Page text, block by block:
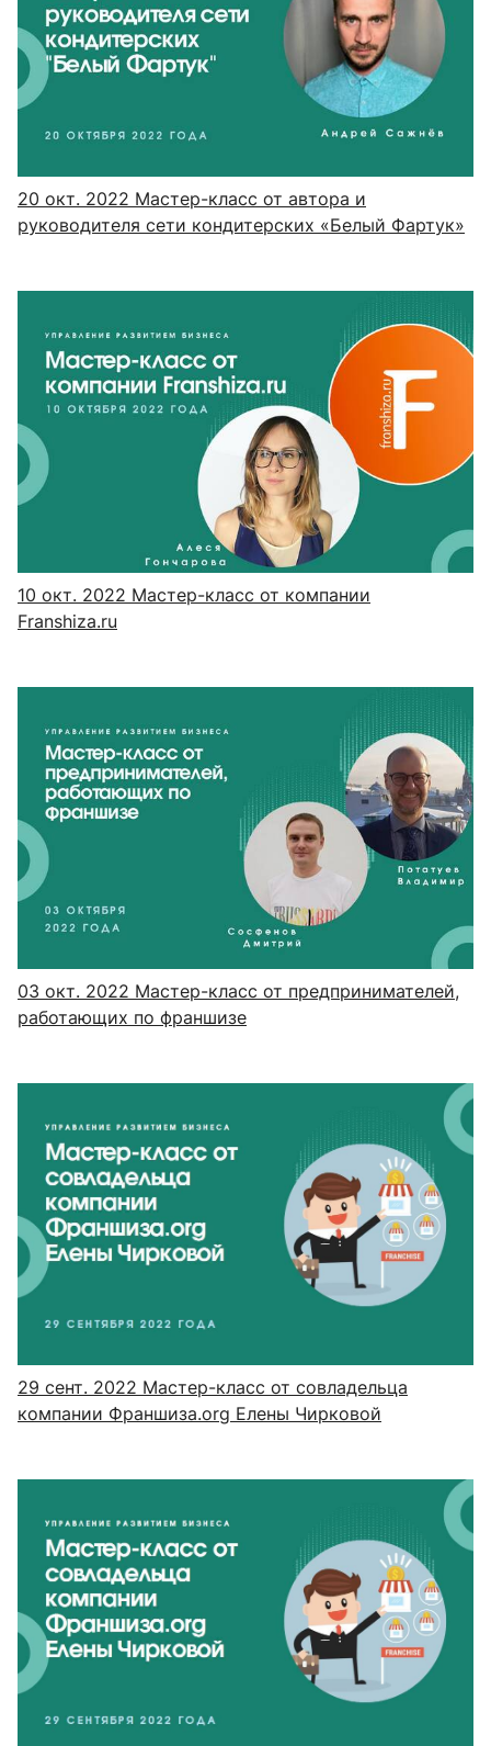
20 окт. 2022 Мастер-класс от автора и
руководителя сети кондитерских «Белый Фартук»
10 окт. 2022 Мастер-класс от компании
Franshiza.ru
03 окт. 2022 Мастер-класс от предпринимателей,
работающих по франшизе
29 сент. 2022 Мастер-класс от совладельца
компании Франшиза.org Елены Чирковой